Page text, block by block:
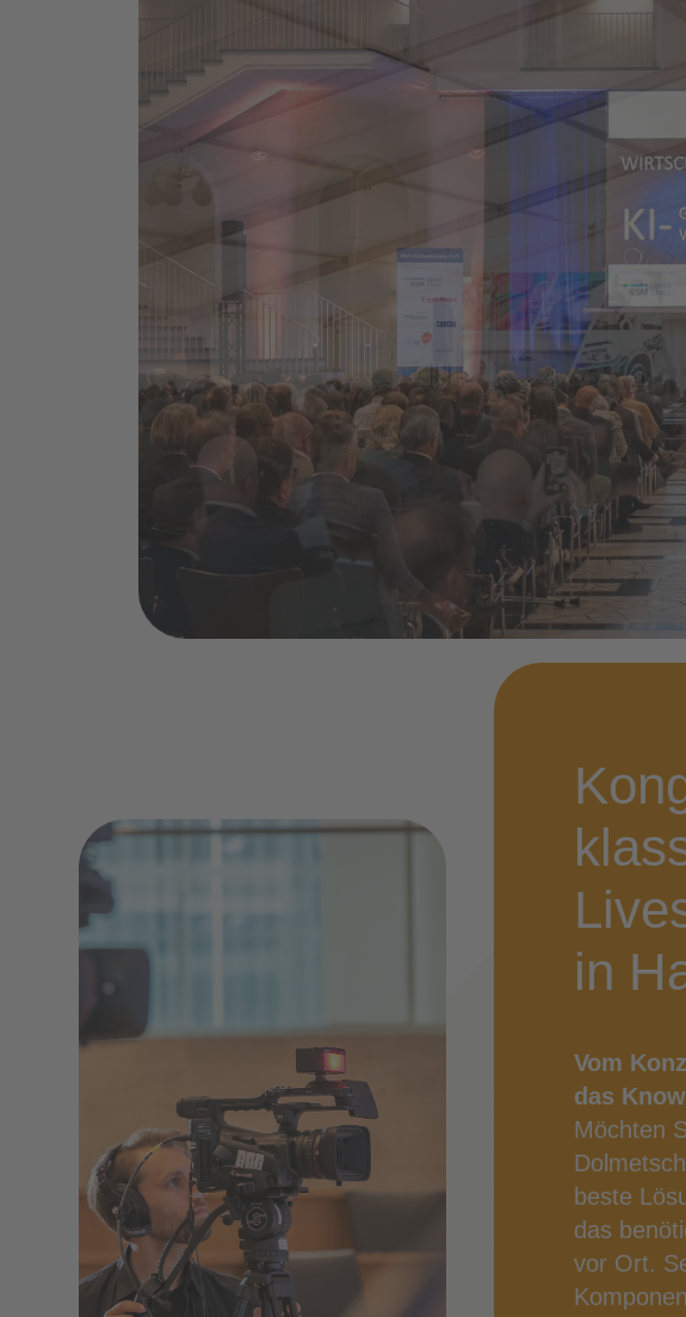
in
Vom
das
Möch­ten
bes­te
das
vor Ort.